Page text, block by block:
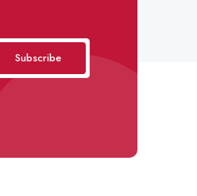
Subscribe